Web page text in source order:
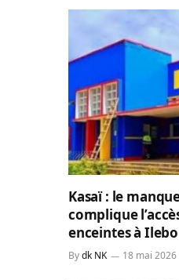
Kasaï : le
complique
enceintes à Ilebo
Bydk NK 18 mai 2026